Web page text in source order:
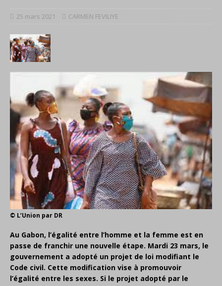
25 mars 2021 CARMEN FEVILIYE
© L’Union par DR
Au Gabon, l’égalité entre l’homme et la femme est en
passe de franchir une nouvelle étape. Mardi 23 mars, le
gouvernement a adopté un projet de loi modifiant le
Code civil. Cette modification vise à promouvoir
l’égalité entre les sexes. Si le projet adopté par le